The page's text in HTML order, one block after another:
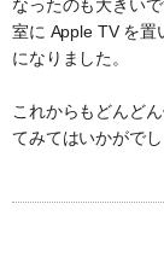
なったのも大きい
室に Apple TV を置
になりました。
これからもどんど
てみてはいかがでし